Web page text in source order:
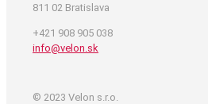
811 02 Bratislava
+421 908 905 038
info@velon.sk
© 2023 Velon s.r.o.